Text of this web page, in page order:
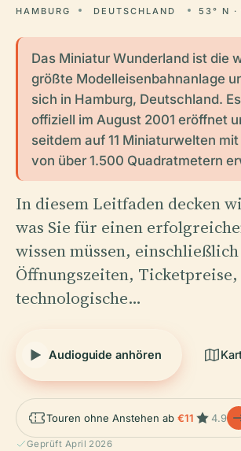
HAMBURG DEUTSCHLAND 53° N ·
Das Miniatur Wunderland ist die
größte Modelleisenbahnanlage
sich in Hamburg, Deutschland.
offiziell im August 2001 eröffnet
seitdem auf 11 Miniaturwelten
von über 1.500 Quadratmetern
In diesem Leitfaden decken
was Sie für einen
wissen müssen, einschließlich
Öffnungszeiten, Ticketpreise,
technologische…
Audioguide anhören
Touren ohne Anstehen ab €11 4.9
Geprüft April 2026